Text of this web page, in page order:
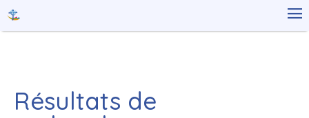
contenu.
Aller
personnels

Résultats de